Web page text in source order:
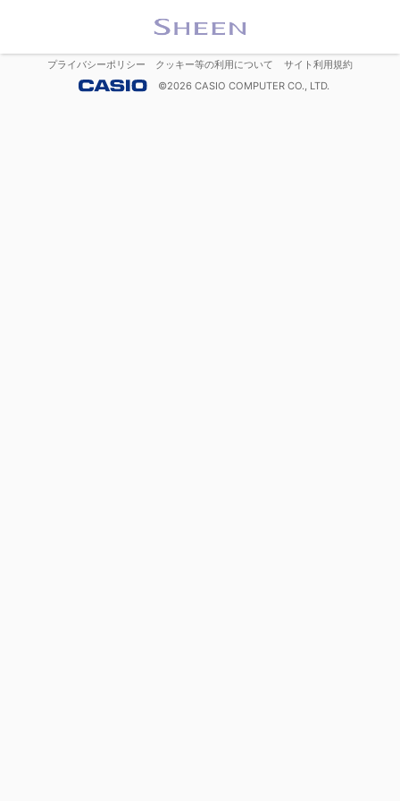
プライバシーポリシー クッキー等の利用について
サイト利用規約
©2026 CASIO COMPUTER CO., LTD.